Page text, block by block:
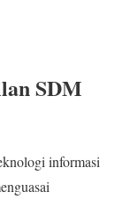
SDM
informasi